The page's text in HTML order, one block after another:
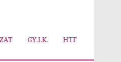
GY.I.K. HTT